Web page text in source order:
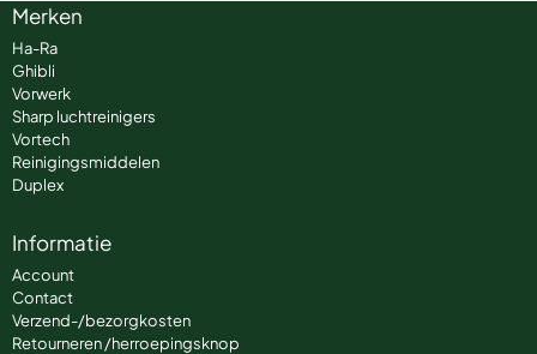
Merken
Ha-Ra
Ghibli
Vorwerk
Sharp luchtreinigers
Vortech
Reinigingsmiddelen
Duplex
Informatie
Account
Contact
Verzend-/bezorgkosten
Retourneren /herroepingsknop